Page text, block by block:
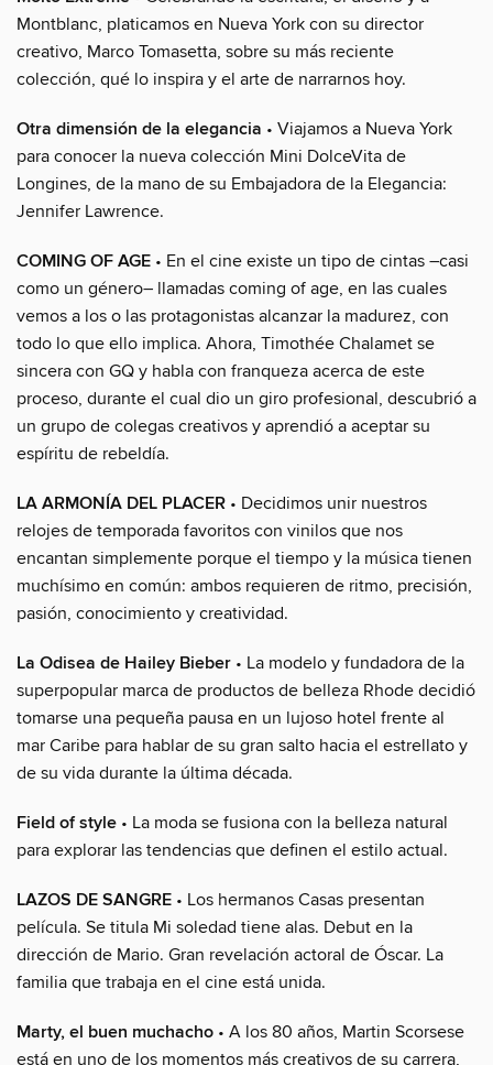
Montblanc, platicamos en Nueva York con su director
creativo, Marco Tomasetta, sobre su más reciente
colección, qué lo inspira y el arte de narrarnos hoy.
Otra dimensión de la elegancia • Viajamos a Nueva York
para conocer la nueva colección Mini DolceVita de
Longines, de la mano de su Embajadora de la Elegancia:
Jennifer Lawrence.
COMING OF AGE • En el cine existe un tipo de cintas –casi
como un género– llamadas coming of age, en las cuales
vemos a los o las protagonistas alcanzar la madurez, con
todo lo que ello implica. Ahora, Timothée Chalamet se
sincera con GQ y habla con franqueza acerca de este
proceso, durante el cual dio un giro profesional, descubrió a
un grupo de colegas creativos y aprendió a aceptar su
espíritu de rebeldía.
LA ARMONÍA DEL PLACER • Decidimos unir nuestros
relojes de temporada favoritos con vinilos que nos
encantan simplemente porque el tiempo y la música tienen
muchísimo en común: ambos requieren de ritmo, precisión,
pasión, conocimiento y creatividad.
La Odisea de Hailey Bieber • La modelo y fundadora de la
superpopular marca de productos de belleza Rhode decidió
tomarse una pequeña pausa en un lujoso hotel frente al
mar Caribe para hablar de su gran salto hacia el estrellato y
de su vida durante la última década.
Field of style • La moda se fusiona con la belleza natural
para explorar las tendencias que definen el estilo actual.
LAZOS DE SANGRE • Los hermanos Casas presentan
película. Se titula Mi soledad tiene alas. Debut en la
dirección de Mario. Gran revelación actoral de Óscar. La
familia que trabaja en el cine está unida.
Marty, el buen muchacho • A los 80 años, Martin Scorsese
está en uno de los momentos más creativos de su carrera,